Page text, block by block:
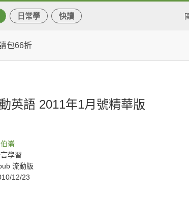
日常學 快讀
包66折
英語 2011年1月號精華版
崙
學習
流動版
12/23